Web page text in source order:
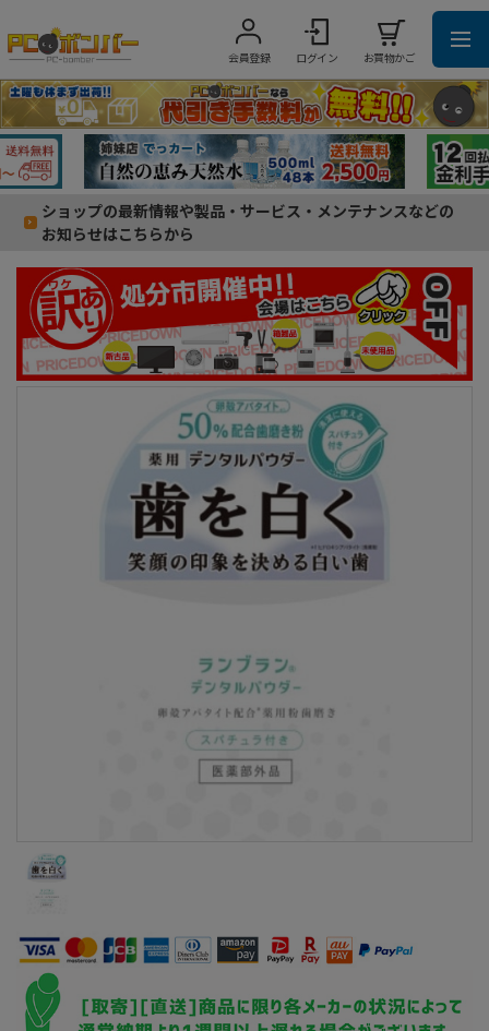
会員登録 ログイン お買物かご
ショップの最新情報や製品・サービス・メンテナンスなどの
お知らせはこちらから